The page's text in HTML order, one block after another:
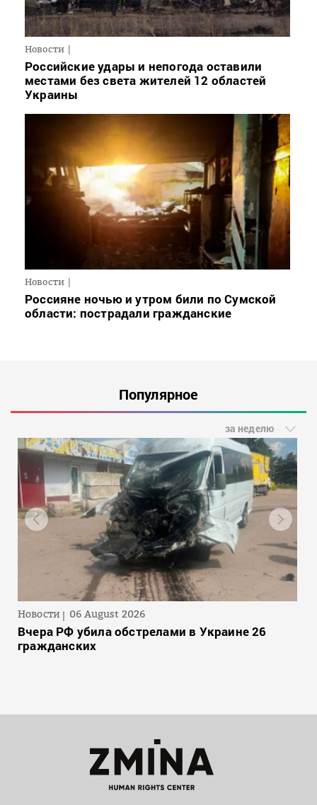
Новости
Российские удары и непогода оставили
местами без света жителей 12 областей
Украины
Новости
Россияне ночью и утром били по Сумской
области: пострадали гражданские
Популярное
за неделю
Новости 06 August 2026
Вчера РФ убила обстрелами в Украине 26
гражданских